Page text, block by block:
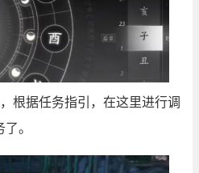
根据任务指引，在这里进行调
。